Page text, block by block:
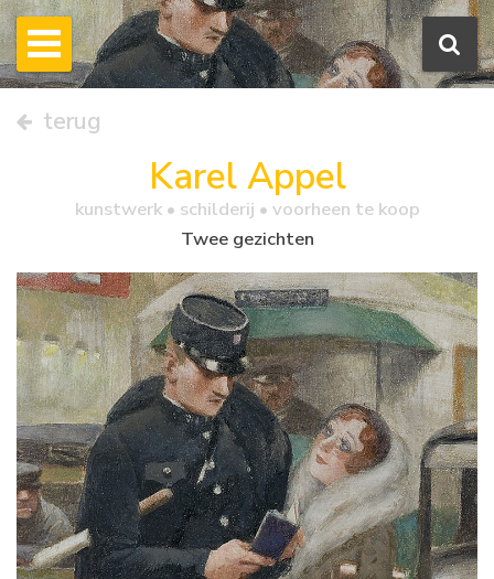
terug
Karel Appel
kunstwerk • schilderij • voorheen te koop
Twee gezichten